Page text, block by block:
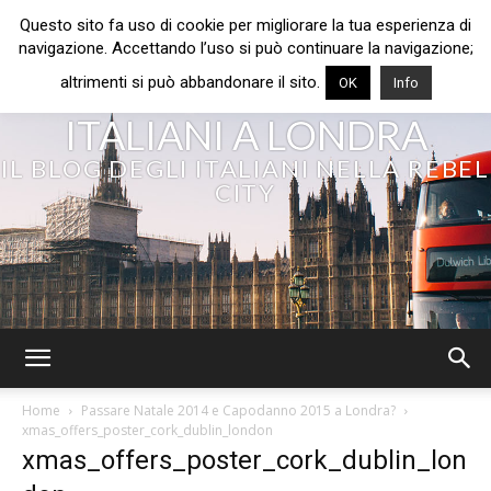
ITALIANI A LONDRA
IL BLOG DEGLI ITALIANI NELLA REBEL
CITY
Home
Passare Natale 2014 e Capodanno 2015 a Londra?
xmas_offers_poster_cork_dublin_london
xmas_offers_poster_cork_dublin_lon
Questo sito fa uso di cookie per migliorare la tua esperienza di
navigazione. Accettando l’uso si può continuare la navigazione;
altrimenti si può abbandonare il sito.
OK Info